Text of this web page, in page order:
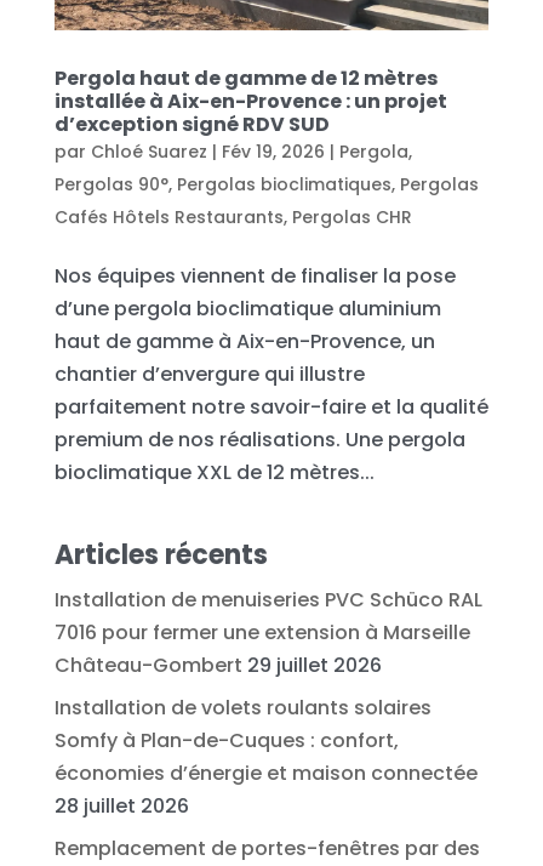
Pergola haut de gamme de 12 mètres
installée à Aix-en-Provence : un projet
d’exception signé RDV SUD
par Chloé Suarez | Fév 19, 2026 | Pergola,
Pergolas 90°, Pergolas bioclimatiques, Pergolas
Cafés Hôtels Restaurants, Pergolas CHR
Nos équipes viennent de finaliser la pose
d’une pergola bioclimatique aluminium
haut de gamme à Aix-en-Provence, un
chantier d’envergure qui illustre
parfaitement notre savoir-faire et la qualité
premium de nos réalisations. Une pergola
bioclimatique XXL de 12 mètres...
Articles récents
Installation de menuiseries PVC Schüco RAL
7016 pour fermer une extension à Marseille
Château-Gombert 29 juillet 2026
Installation de volets roulants solaires
Somfy à Plan-de-Cuques : confort,
économies d’énergie et maison connectée
28 juillet 2026
Remplacement de portes-fenêtres par des